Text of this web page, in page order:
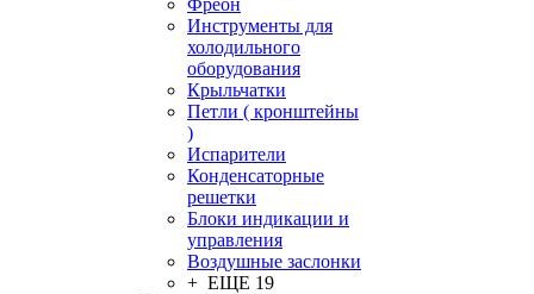
Фреон
Инструменты для
холодильного
оборудования
Крыльчатки
Петли ( кронштейны
)
Испарители
Конденсаторные
решетки
Блоки индикации и
управления
Воздушные заслонки
+ ЕЩЕ 19